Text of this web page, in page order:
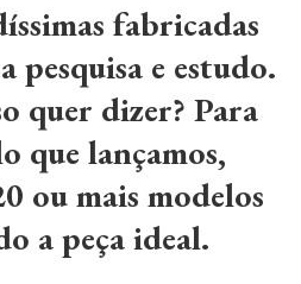
fabricadas
pesquisa e estudo.
quer dizer? Para
que lançamos,
ou mais modelos
a peça ideal.